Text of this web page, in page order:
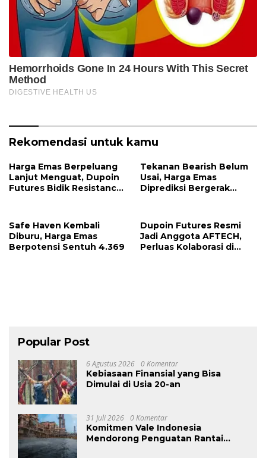
Rekomendasi untuk kamu
Harga Emas Berpeluang
Lanjut Menguat, Dupoin
Futures Bidik Resistance
Tekanan Bearish Belum
Usai, Harga Emas
Diprediksi Bergerak
Safe Haven Kembali
Diburu, Harga Emas
Berpotensi Sentuh 4.369
Dupoin Futures Resmi
Jadi Anggota AFTECH,
Perluas Kolaborasi di
Popular Post
6 Agustus 2026 0 Komentar
Kebiasaan Finansial yang Bisa
Dimulai di Usia 20-an
31 Juli 2026 0 Komentar
Komitmen Vale Indonesia
Mendorong Penguatan Rantai